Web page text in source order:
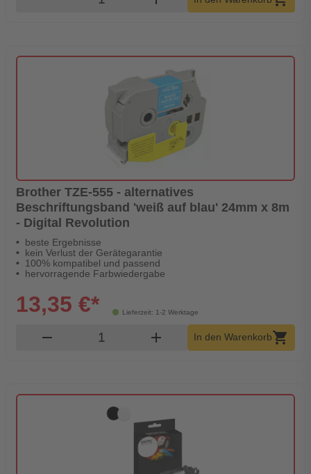
Brother TZE-555 - alternatives
Beschriftungsband 'weiß auf blau' 24mm x 8m
- Digital Revolution
beste Ergebnisse
kein Verlust der Gerätegarantie
100% kompatibel und passend
hervorragende Farbwiedergabe
Lieferzeit: 1-2 Werktage
13,35 €*
remove Produkt Warenkorb Menge
add In den Warenkorbshopping_cart